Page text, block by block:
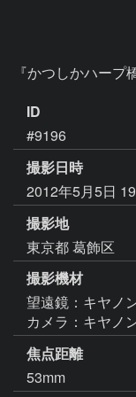
『かつしかハープ
ID
#9196
撮影日時
2012年5月5日
撮影地
東京都 葛飾区
撮影機材
望遠鏡：キヤノ
カメラ：キヤノ
焦点距離
53mm